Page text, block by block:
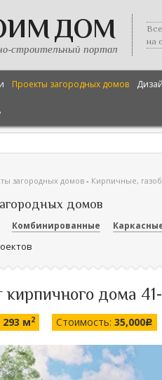
ДОМ
строительный портал
на
Проекты загородных домов
загородных домов - Кирпичные,
домов
Комбинированные
кирпичного дома
293 м2 Стоимость: 35,000c